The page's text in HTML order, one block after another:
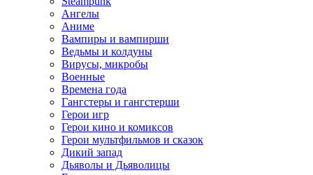
Ангелы
Аниме
Вампиры и вампирши
Ведьмы и колдуны
Вирусы, микробы
Военные
Времена года
Гангстеры и гангстерши
Герои игр
Герои кино и комиксов
Герои мультфильмов и сказок
Дикий запад
Дьяволы и Дьяволицы